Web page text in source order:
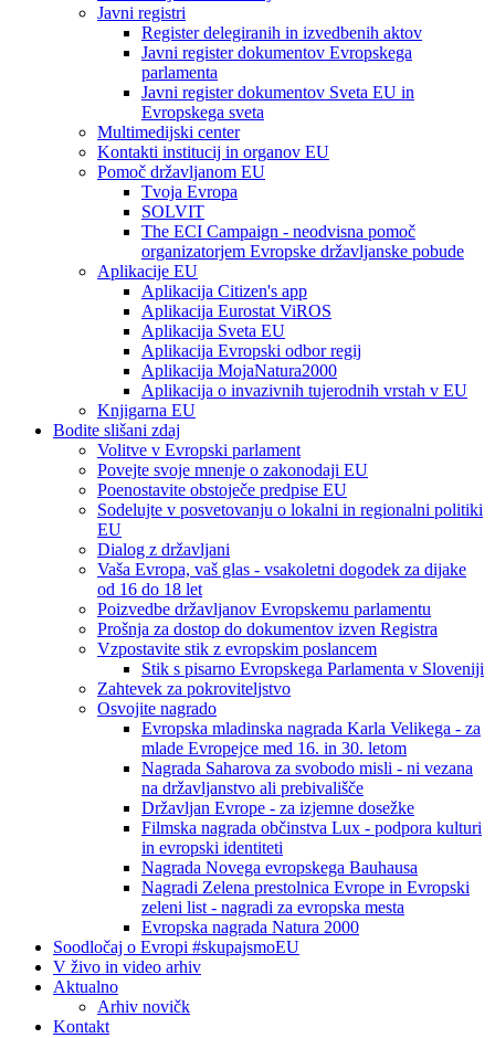
Javni registri
Register delegiranih in izvedbenih aktov
Javni register dokumentov Evropskega
parlamenta
Javni register dokumentov Sveta EU in
Evropskega sveta
Multimedijski center
Kontakti institucij in organov EU
Pomoč državljanom EU
Tvoja Evropa
SOLVIT
The ECI Campaign - neodvisna pomoč
organizatorjem Evropske državljanske pobude
Aplikacije EU
Aplikacija Citizen's app
Aplikacija Eurostat ViROS
Aplikacija Sveta EU
Aplikacija Evropski odbor regij
Aplikacija MojaNatura2000
Aplikacija o invazivnih tujerodnih vrstah v EU
Knjigarna EU
Bodite slišani zdaj
Volitve v Evropski parlament
Povejte svoje mnenje o zakonodaji EU
Poenostavite obstoječe predpise EU
Sodelujte v posvetovanju o lokalni in regionalni politiki
EU
Dialog z državljani
Vaša Evropa, vaš glas - vsakoletni dogodek za dijake
od 16 do 18 let
Poizvedbe državljanov Evropskemu parlamentu
Prošnja za dostop do dokumentov izven Registra
Vzpostavite stik z evropskim poslancem
Stik s pisarno Evropskega Parlamenta v Sloveniji
Zahtevek za pokroviteljstvo
Osvojite nagrado
Evropska mladinska nagrada Karla Velikega - za
mlade Evropejce med 16. in 30. letom
Nagrada Saharova za svobodo misli - ni vezana
na državljanstvo ali prebivališče
Državljan Evrope - za izjemne dosežke
Filmska nagrada občinstva Lux - podpora kulturi
in evropski identiteti
Nagrada Novega evropskega Bauhausa
Nagradi Zelena prestolnica Evrope in Evropski
zeleni list - nagradi za evropska mesta
Evropska nagrada Natura 2000
Soodločaj o Evropi #skupajsmoEU
V živo in video arhiv
Aktualno
Arhiv novičk
Kontakt